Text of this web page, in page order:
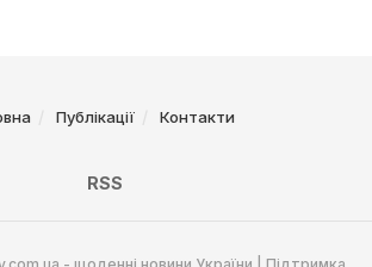
Публікації Контакти
RSS